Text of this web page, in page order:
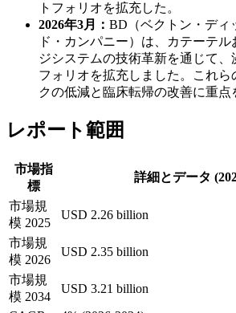
トフォリオを拡充した。
2026年3月： BD（ベクトン・ディ
ド・カンパニー）は、カテーテ
ジシステムの技術革新を通じて、
フォリオを拡充しました。これら
クの低減と臨床転帰の改善に重点
レポート範囲
市場指
標
詳細とデータ
市場規
模 2025
USD 2.26 billion
市場規
模 2026
USD 2.35 billion
市場規
模 2034
USD 3.21 billion